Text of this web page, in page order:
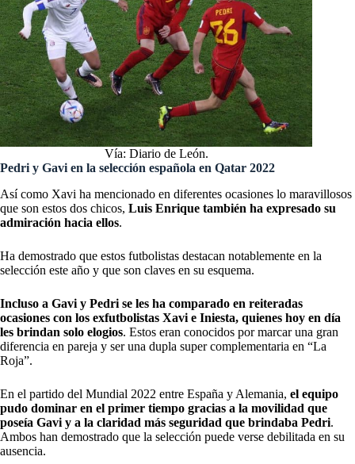
Vía: Diario de León.
Pedri y Gavi en la selección española en Qatar 2022
Así como Xavi ha mencionado en diferentes ocasiones lo maravillosos
que son estos dos chicos, Luis Enrique también ha expresado su
admiración hacia ellos.
Ha demostrado que estos futbolistas destacan notablemente en la
selección este año y que son claves en su esquema.
Incluso a Gavi y Pedri se les ha comparado en reiteradas
ocasiones con los exfutbolistas Xavi e Iniesta, quienes hoy en día
les brindan solo elogios. Estos eran conocidos por marcar una gran
diferencia en pareja y ser una dupla super complementaria en “La
Roja”.
En el partido del Mundial 2022 entre España y Alemania, el equipo
pudo dominar en el primer tiempo gracias a la movilidad que
poseía Gavi y a la claridad más seguridad que brindaba Pedri.
Ambos han demostrado que la selección puede verse debilitada en su
ausencia.